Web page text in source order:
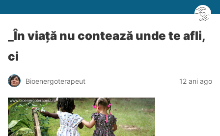
_În viață nu contează unde te afli,
ci
Bioenergoterapeut 12 ani ago